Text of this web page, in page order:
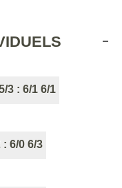
3 : 6/1 6/1
: 6/0 6/3